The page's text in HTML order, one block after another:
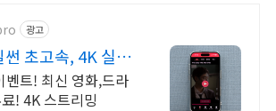
광고
초고속, 4K 실시
벤트! 최신 영화,드라
! 4K 스트리밍